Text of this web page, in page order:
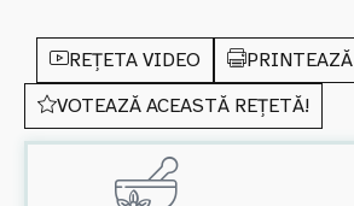
REȚETA VIDEO
PRINTEAZĂ
VOTEAZĂ ACEASTĂ REȚETĂ!